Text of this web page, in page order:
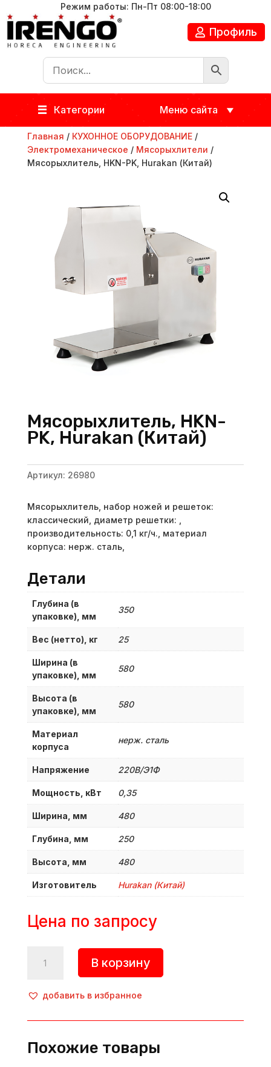
Режим работы: Пн-Пт 08:00-18:00
Профиль
Категории Меню сайта
Главная / КУХОННОЕ ОБОРУДОВАНИЕ/
Электромеханическое / Мясорыхлители /
Мясорыхлитель, HKN-PK, Hurakan (Китай)
Мясорыхлитель, HKN-
PK, Hurakan (Китай)
Артикул: 26980
Мясорыхлитель, набор ножей и решеток:
классический, диаметр решетки: ,
производительность: 0,1 кг/ч., материал
корпуса: нерж. сталь,
Детали
Глубина (в
упаковке), мм
350
Вес (нетто), кг 25
Ширина (в
упаковке), мм
580
Высота (в
упаковке), мм
580
Материал
корпуса
нерж. сталь
Напряжение 220В/Э1Ф
Мощность, кВт 0,35
Ширина, мм 480
Глубина, мм 250
Высота, мм 480
Изготовитель Hurakan (Китай)
Цена по запросу
товара
Мясорыхлитель,
HKN-
Hurakan
В корзину
добавить в избранное
Похожие товары